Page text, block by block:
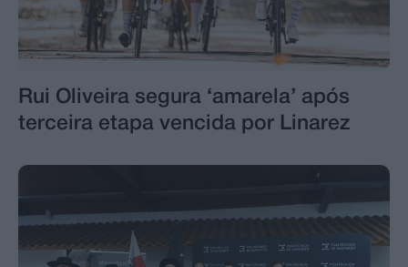
Rui Oliveira segura ‘amarela’ após
terceira etapa vencida por Linarez